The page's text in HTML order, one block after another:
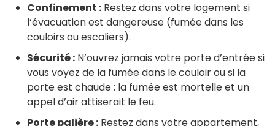
Confinement : Restez dans votre logement si
l’évacuation est dangereuse (fumée dans les
couloirs ou escaliers).
Sécurité : N’ouvrez jamais votre porte d’entrée si
vous voyez de la fumée dans le couloir ou si la
porte est chaude : la fumée est mortelle et un
appel d’air attiserait le feu.
Porte palière : Restez dans votre appartement,